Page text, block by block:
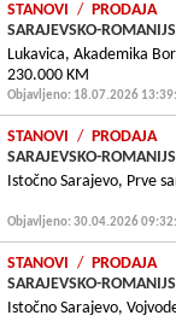
STANOVI / PRODAJA
SARAJEVSKO-
Lukavica, Akademika
230.000 KM
Objavljeno: 18.07.2026
STANOVI / PRODAJA
SARAJEVSKO-
Istočno Sarajevo, Prve
Objavljeno: 30.04.2026
STANOVI / PRODAJA
SARAJEVSKO-
Istočno Sarajevo,